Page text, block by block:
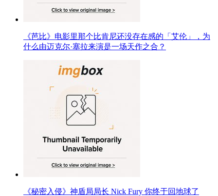
《芭比》电影里那个比肯尼还没存在感的「艾伦」，为
什么由迈克尔·塞拉来演是一场天作之合？
《秘密入侵》神盾局局长 Nick Fury 你终于回地球了